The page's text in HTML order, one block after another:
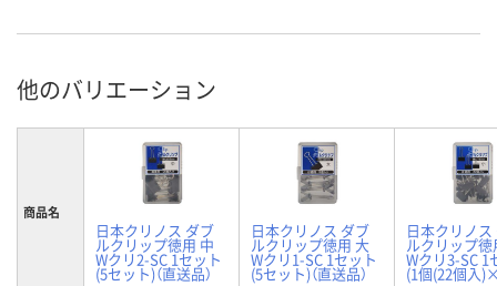
他のバリエーション
商品名
日本クリノス ダブ
ルクリップ徳用 中
Wクリ2-SC 1セット
(5セット)（直送品）
日本クリノス ダブ
ルクリップ徳用 大
Wクリ1-SC 1セット
(5セット)（直送品）
日本クリノス
ルクリップ徳
Wクリ3-SC 1
(1個(22個入